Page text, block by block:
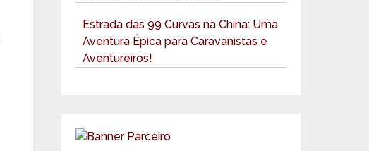
Estrada das 99 Curvas na China: Uma
Aventura Épica para Caravanistas e
Aventureiros!